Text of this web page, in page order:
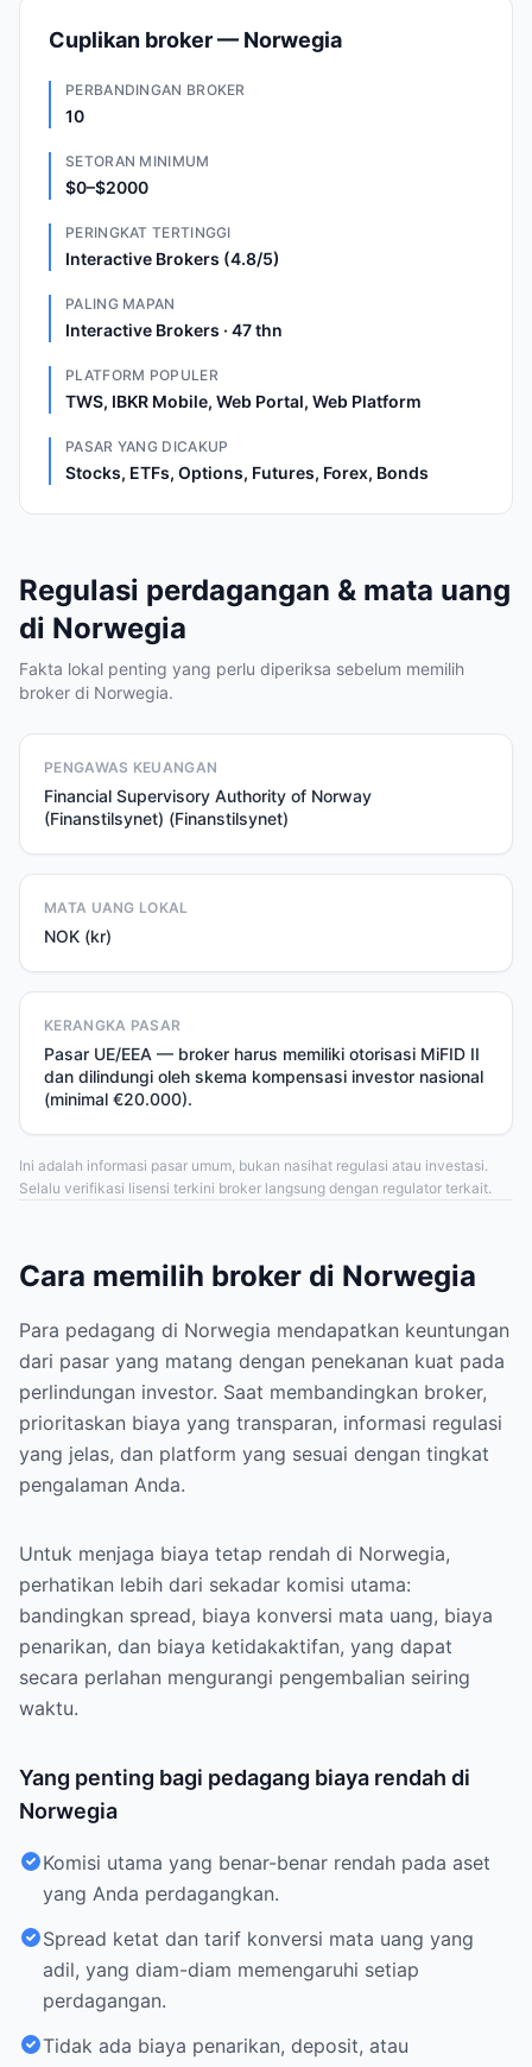
Cuplikan broker — Norwegia
PERBANDINGAN BROKER
10
SETORAN MINIMUM
$0–$2000
PERINGKAT TERTINGGI
Interactive Brokers (4.8/5)
PALING MAPAN
Interactive Brokers · 47 thn
PLATFORM POPULER
TWS, IBKR Mobile, Web Portal, Web Platform
PASAR YANG DICAKUP
Stocks, ETFs, Options, Futures, Forex, Bonds
Regulasi perdagangan & mata uang
di Norwegia
Fakta lokal penting yang perlu diperiksa sebelum memilih
broker di Norwegia.
PENGAWAS KEUANGAN
Financial Supervisory Authority of Norway
(Finanstilsynet) (Finanstilsynet)
MATA UANG LOKAL
NOK (kr)
KERANGKA PASAR
Pasar UE/EEA — broker harus memiliki otorisasi MiFID II
dan dilindungi oleh skema kompensasi investor nasional
(minimal €20.000).
Ini adalah informasi pasar umum, bukan nasihat regulasi atau investasi.
Selalu verifikasi lisensi terkini broker langsung dengan regulator terkait.
Cara memilih broker di Norwegia
Para pedagang di Norwegia mendapatkan keuntungan
dari pasar yang matang dengan penekanan kuat pada
perlindungan investor. Saat membandingkan broker,
prioritaskan biaya yang transparan, informasi regulasi
yang jelas, dan platform yang sesuai dengan tingkat
pengalaman Anda.
Untuk menjaga biaya tetap rendah di Norwegia,
perhatikan lebih dari sekadar komisi utama:
bandingkan spread, biaya konversi mata uang, biaya
penarikan, dan biaya ketidakaktifan, yang dapat
secara perlahan mengurangi pengembalian seiring
waktu.
Yang penting bagi pedagang biaya rendah di
Norwegia
Komisi utama yang benar-benar rendah pada aset
yang Anda perdagangkan.
Spread ketat dan tarif konversi mata uang yang
adil, yang diam-diam memengaruhi setiap
perdagangan.
Tidak ada biaya penarikan, deposit, atau